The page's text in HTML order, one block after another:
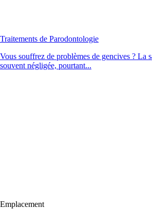
Traitements de Parodontologie
Vous souffrez de problèmes de gencives ? La
souvent négligée, pourtant...
Emplacement